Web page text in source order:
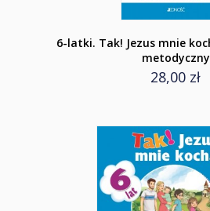
6-latki. Tak! Jezus mnie
metodyczny
28,00 zł